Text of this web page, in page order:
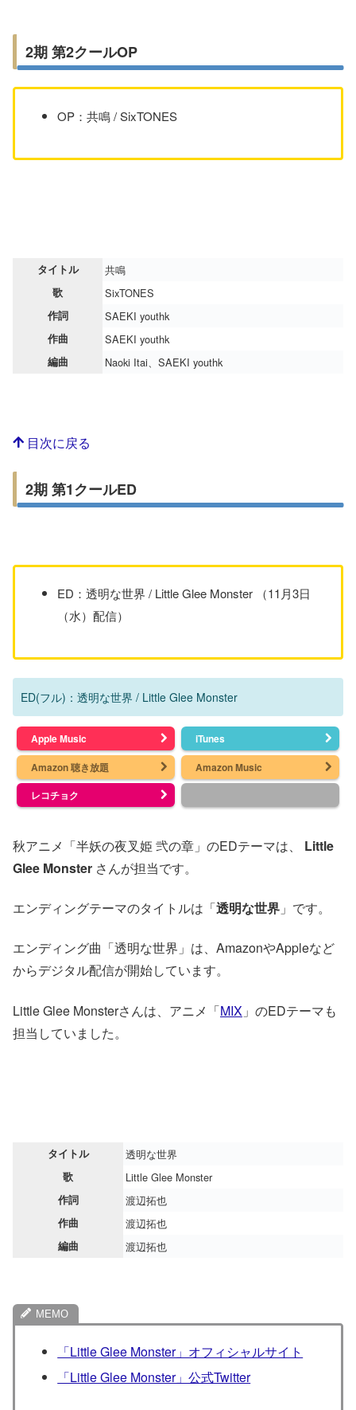
2期 第2クールOP
OP：共鳴 / SixTONES
タイトル 共鳴
歌 SixTONES
作詞 SAEKI youthk
作曲 SAEKI youthk
編曲 Naoki Itai、SAEKI youthk
目次に戻る
2期 第1クールED
ED：透明な世界 / Little Glee Monster （11月3日
（水）配信）
ED(フル)：透明な世界 / Little Glee Monster
Apple Music
iTunes
Amazon 聴き放題
Amazon Music
レコチョク
秋アニメ「半妖の夜叉姫 弐の章」のEDテーマは、 Little
Glee Monster さんが担当です。
エンディングテーマのタイトルは「透明な世界 」です。
エンディング曲「透明な世界」は、AmazonやAppleなど
からデジタル配信が開始しています。
Little Glee Monsterさんは、アニメ「MIX 」のEDテーマも
担当していました。
タイトル 透明な世界
歌 Little Glee Monster
作詞 渡辺拓也
作曲 渡辺拓也
編曲 渡辺拓也
「Little Glee Monster」オフィシャルサイト
「Little Glee Monster」公式Twitter